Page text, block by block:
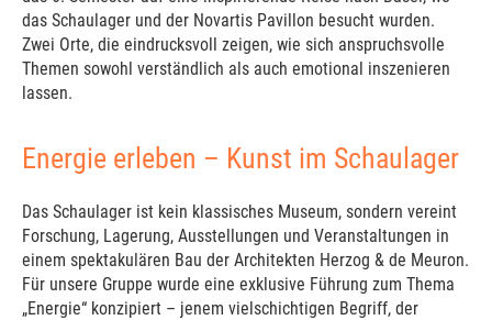
das Schaulager und der Novartis Pavillon besucht wurden.
Zwei Orte, die eindrucksvoll zeigen, wie sich anspruchsvolle
Themen sowohl verständlich als auch emotional inszenieren
lassen.
Energie erleben – Kunst im Schaulager
Das Schaulager ist kein klassisches Museum, sondern vereint
Forschung, Lagerung, Ausstellungen und Veranstaltungen in
einem spektakulären Bau der Architekten Herzog & de Meuron.
Für unsere Gruppe wurde eine exklusive Führung zum Thema
„Energie“ konzipiert – jenem vielschichtigen Begriff, der